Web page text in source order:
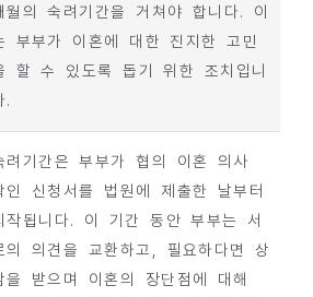
월의 숙려기간을 거쳐야 합니다. 이
부부가 이혼에 대한 진지한 고민
할 수 있도록 돕기 위한 조치입니
.
려기간은 부부가 협의 이혼 의사
인 신청서를 법원에 제출한 날부터
작됩니다. 이 기간 동안 부부는 서
의 의견을 교환하고, 필요하다면 상
을 받으며 이혼의 장단점에 대해